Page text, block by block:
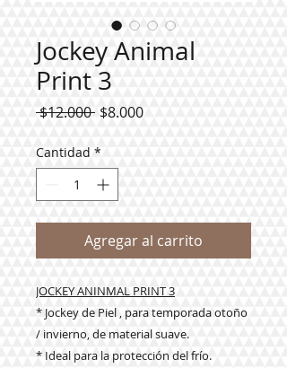
Jockey Animal
Print 3
$12.000 Precio
$8.000Precio
Cantidad *
Agregar al carrito
JOCKEY ANINMAL PRINT 3
* Jockey de Piel , para temporada otoño
/ invierno, de material suave.
* Ideal para la protección del frío.